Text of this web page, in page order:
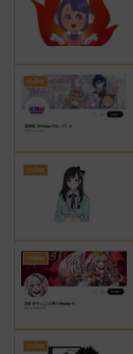
vtuber
vtuber
vtuber
vtuber